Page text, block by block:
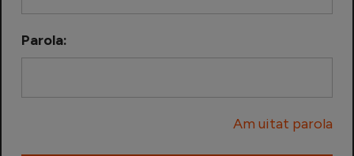
Echipa Națională
Parola:
Am uitat parola